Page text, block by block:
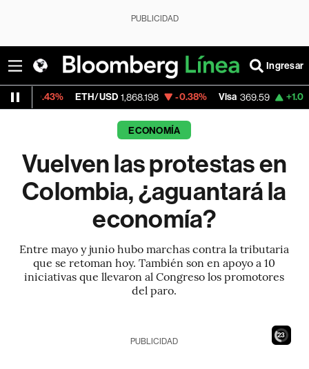
PUBLICIDAD
Ingresar
ETH/USD 1,868.198 -0.38% Visa 369.59 +1.07%
ECONOMÍA
Vuelven las protestas en
Colombia, ¿aguantará la
economía?
Entre mayo y junio hubo marchas contra la tributaria
que se retoman hoy. También son en apoyo a 10
iniciativas que llevaron al Congreso los promotores
del paro.
21
PUBLICIDAD